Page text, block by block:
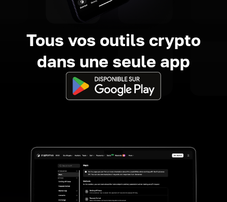
Tous vos outils crypto
dans une seule app